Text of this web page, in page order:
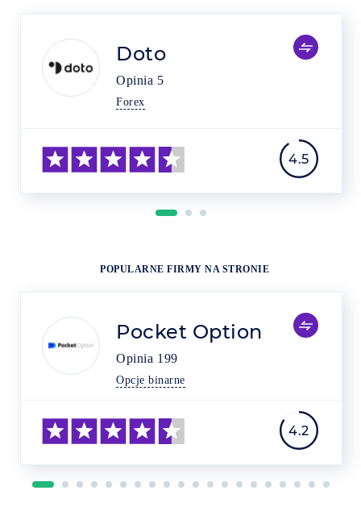
Doto
Opinia 5
Forex
4.5
POPULARNE FIRMY NA STRONIE
Pocket Option
Opinia 199
Opcje binarne
4.2